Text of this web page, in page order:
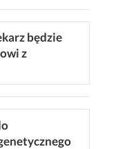
będzie
z